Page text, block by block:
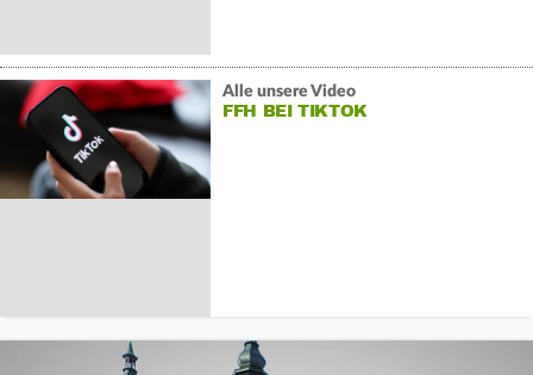
Alle unsere Video
FFH BEI TIKTOK